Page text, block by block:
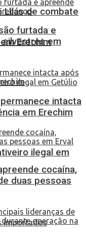
Lilás de combate
Erechim
ilegal em
furtada e
silvestres em
intacta
em Erechim
cocaína,
duas pessoas